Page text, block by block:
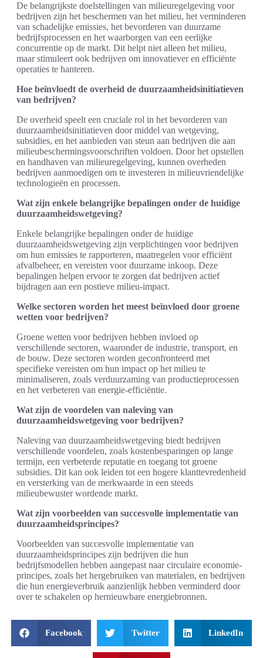
De belangrijkste doelstellingen van milieuregelgeving voor
bedrijven zijn het beschermen van het milieu, het verminderen
van schadelijke emissies, het bevorderen van duurzame
bedrijfsprocessen en het waarborgen van een eerlijke
concurrentie op de markt. Dit helpt niet alleen het milieu,
maar stimuleert ook bedrijven om innovatiever en efficiënte
operaties te hanteren.
Hoe beïnvloedt de overheid de duurzaamheidsinitiatieven
van bedrijven?
De overheid speelt een cruciale rol in het bevorderen van
duurzaamheidsinitiatieven door middel van wetgeving,
subsidies, en het aanbieden van steun aan bedrijven die aan
milieubeschermingsvoorschriften voldoen. Door het opstellen
en handhaven van milieuregelgeving, kunnen overheden
bedrijven aanmoedigen om te investeren in milieuvriendelijke
technologieën en processen.
Wat zijn enkele belangrijke bepalingen onder de huidige
duurzaamheidswetgeving?
Enkele belangrijke bepalingen onder de huidige
duurzaamheidswetgeving zijn verplichtingen voor bedrijven
om hun emissies te rapporteren, maatregelen voor efficiënt
afvalbeheer, en vereisten voor duurzame inkoop. Deze
bepalingen helpen ervoor te zorgen dat bedrijven actief
bijdragen aan een postieve milieu-impact.
Welke sectoren worden het meest beïnvloed door groene
wetten voor bedrijven?
Groene wetten voor bedrijven hebben invloed op
verschillende sectoren, waaronder de industrie, transport, en
de bouw. Deze sectoren worden geconfronteerd met
specifieke vereisten om hun impact op het milieu te
minimaliseren, zoals verduurzaming van productieprocessen
en het verbeteren van energie-efficiëntie.
Wat zijn de voordelen van naleving van
duurzaamheidswetgeving voor bedrijven?
Naleving van duurzaamheidswetgeving biedt bedrijven
verschillende voordelen, zoals kostenbesparingen op lange
termijn, een verbeterde reputatie en toegang tot groene
subsidies. Dit kan ook leiden tot een hogere klanttevredenheid
en versterking van de merkwaarde in een steeds
milieubewuster wordende markt.
Wat zijn voorbeelden van succesvolle implementatie van
duurzaamheidsprincipes?
Voorbeelden van succesvolle implementatie van
duurzaamheidsprincipes zijn bedrijven die hun
bedrijfsmodellen hebben aangepast naar circulaire economie-
principes, zoals het hergebruiken van materialen, en bedrijven
die hun energieverbruik aanzienlijk hebben verminderd door
over te schakelen op hernieuwbare energiebronnen.
Facebook Twitter LinkedIn